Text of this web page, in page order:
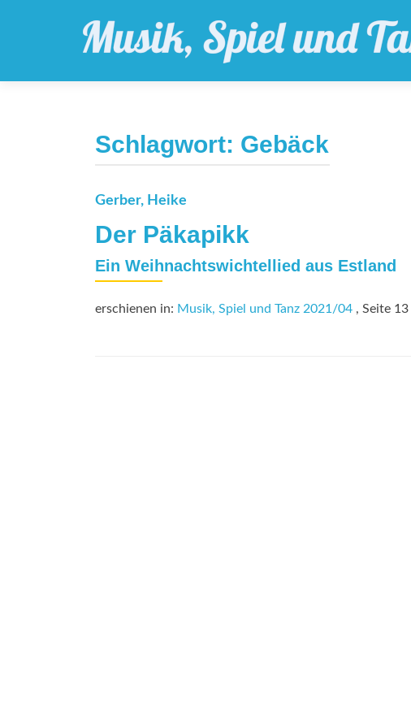
Schlagwort: Gebäck
Gerber, Heike
Der Päkapikk
Ein Weihnachtswichtellied aus Estland
erschienen in: Musik, Spiel und Tanz 2021/04 , Seite 13